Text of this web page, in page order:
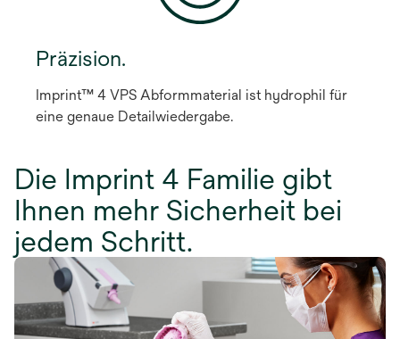
Präzision.
Imprint™ 4 VPS Abformmaterial ist hydrophil für
eine genaue Detailwiedergabe.
Die Imprint 4 Familie gibt
Ihnen mehr Sicherheit bei
jedem Schritt.